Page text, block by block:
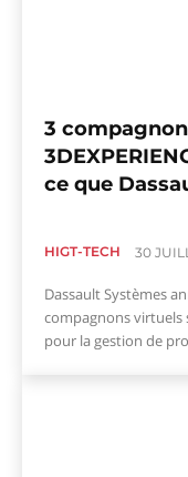
3
ce que
HIGT-TECH 30
Dassault Systèmes
compagnons virtuels
pour la gestion de